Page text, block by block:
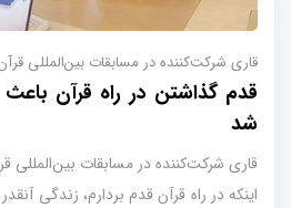
قاری شرکت‌کننده در مسابقات بین‌المللی
قدم گذاشتن در راه قرآن
شد
قاری شرکت‌کننده در مسابقات بین‌المللی
اینکه در راه قرآن قدم بردارم، زندگی